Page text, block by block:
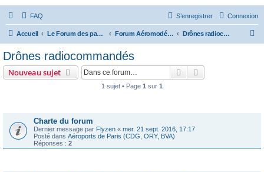
FAQ Connexion
S’enregistrer
Accueil Le Forum des passionnés d'aviation Forum Aéromodélisme Drônes radiocommandés
Drônes radiocommandés
Nouveau sujet Rechercher
1 sujet • Page 1 sur 1
Charte du forum
Dernier message par Flyzen « mer. 21 sept. 2016, 17:17
Posté dans Aéroports de Paris (CDG, ORY, BVA)
Réponses : 2